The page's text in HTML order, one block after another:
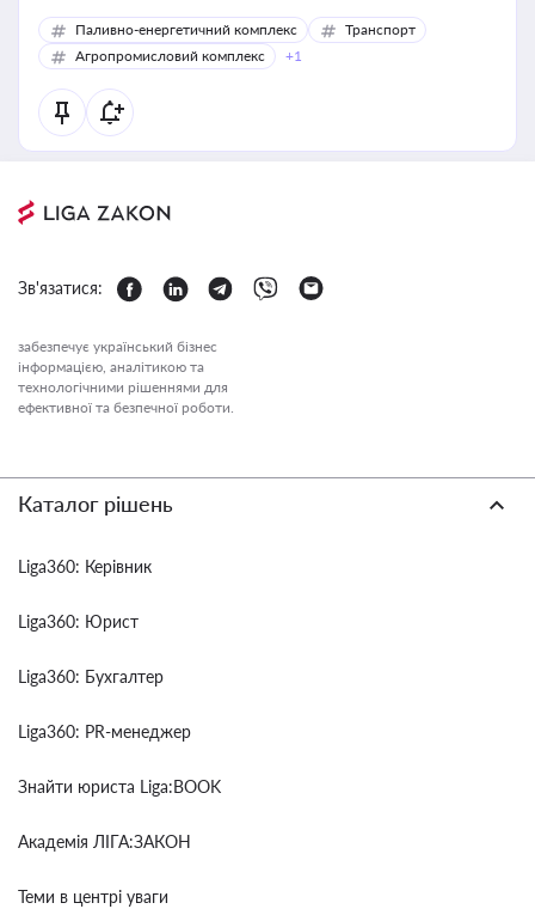
Паливно-енергетичний комплекс
Транспорт
Агропромисловий комплекс
+1
Зв'язатися:
забезпечує український бізнес
інформацією, аналітикою та
технологічними рішеннями для
ефективної та безпечної роботи.
Каталог рішень
Liga360: Керівник
Liga360: Юрист
Liga360: Бухгалтер
Liga360: PR-менеджер
Знайти юриста Liga:BOOK
Академія ЛІГА:ЗАКОН
Теми в центрі уваги